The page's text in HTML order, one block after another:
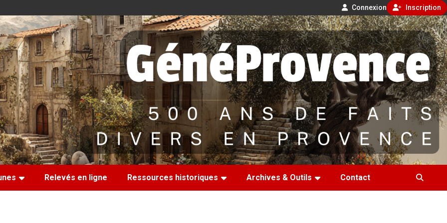
Connexion Inscription
Relevés en ligne Ressources historiques Archives & Outils Contact